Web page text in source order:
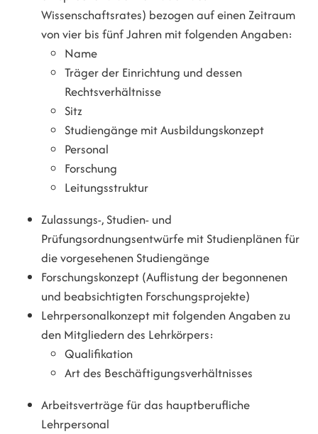
Wissenschaftsrates) bezogen auf einen Zeitraum
von vier bis fünf Jahren mit folgenden Angaben:
Name
Träger der Einrichtung und dessen
Rechtsverhältnisse
Sitz
Studiengänge mit Ausbildungskonzept
Personal
Forschung
Leitungsstruktur
Zulassungs-, Studien- und
Prüfungsordnungsentwürfe mit Studienplänen für
die vorgesehenen Studiengänge
Forschungskonzept (Auflistung der begonnenen
und beabsichtigten Forschungsprojekte)
Lehrpersonalkonzept mit folgenden Angaben zu
den Mitgliedern des Lehrkörpers:
Qualifikation
Art des Beschäftigungsverhältnisses
Arbeitsverträge für das hauptberufliche
Lehrpersonal